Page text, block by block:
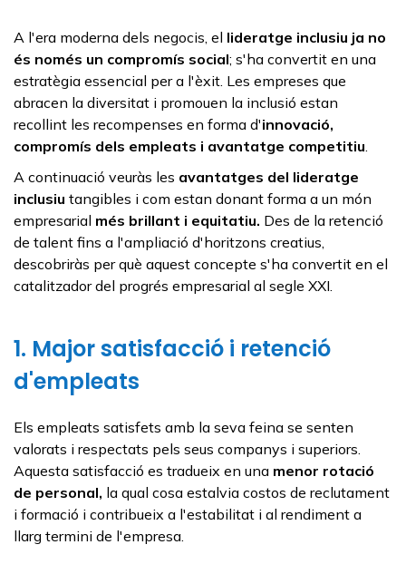
A l'era moderna dels negocis, el lideratge inclusiu ja no
és només un compromís social; s'ha convertit en una
estratègia essencial per a l'èxit. Les empreses que
abracen la diversitat i promouen la inclusió estan
recollint les recompenses en forma d'innovació,
compromís dels empleats i avantatge competitiu.
A continuació veuràs les avantatges del lideratge
inclusiu tangibles i com estan donant forma a un món
empresarial més brillant i equitatiu. Des de la retenció
de talent fins a l'ampliació d'horitzons creatius,
descobriràs per què aquest concepte s'ha convertit en el
catalitzador del progrés empresarial al segle XXI.
1. Major satisfacció i retenció
d'empleats
Els empleats satisfets amb la seva feina se senten
valorats i respectats pels seus companys i superiors.
Aquesta satisfacció es tradueix en una menor rotació
de personal, la qual cosa estalvia costos de reclutament
i formació i contribueix a l'estabilitat i al rendiment a
llarg termini de l'empresa.